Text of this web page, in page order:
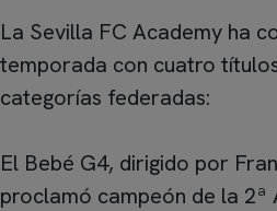
La Sevilla FC Academy ha
temporada con cuatro
categorías federadas:
El Bebé G4, dirigido por
proclamó campeón de la 2ª